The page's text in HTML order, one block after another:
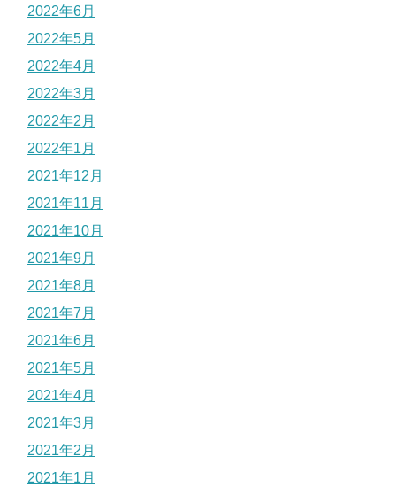
2022年6月
2022年5月
2022年4月
2022年3月
2022年2月
2022年1月
2021年12月
2021年11月
2021年10月
2021年9月
2021年8月
2021年7月
2021年6月
2021年5月
2021年4月
2021年3月
2021年2月
2021年1月